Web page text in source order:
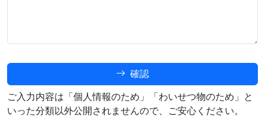
確認
ご入力内容は「個人情報のため」「わいせつ物のため」と
いった分類以外公開されませんので、ご安心ください。